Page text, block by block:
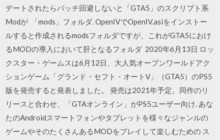
デートされたらパッチ回避しないと「GTA5」のスクリプト系
Modが 「mods」フォルダ. OpenIVでOpenIV.asiをインストー
ルすると作成されるmodsフォルダですが、これがGTA5におけ
るMODの導入において肝となるフォルダ 2020年6月13日 ロッ
クスター・ゲームスは6月12日、大人気オープンワールドアク
ションゲーム「グランド・セフト・オートⅤ」（GTA5）のPS5
版を発売すると発表しました。 発売は2021年予定。同作のリ
リースと合わせ、「GTAオンライン」がPS5ユーザー向け. あな
たのAndroidスマートフォンやタブレットを様々なジャンルの
ゲームやそのたくさんあるMODをプレイして楽しむための ス